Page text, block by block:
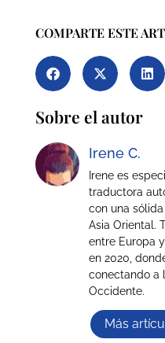
COMPARTE ESTE
Sobre el autor
Irene C.
Irene es
traductora
con una
Asia Oriental.
entre Europa
en 2020,
conectando a
Occidente.
Más